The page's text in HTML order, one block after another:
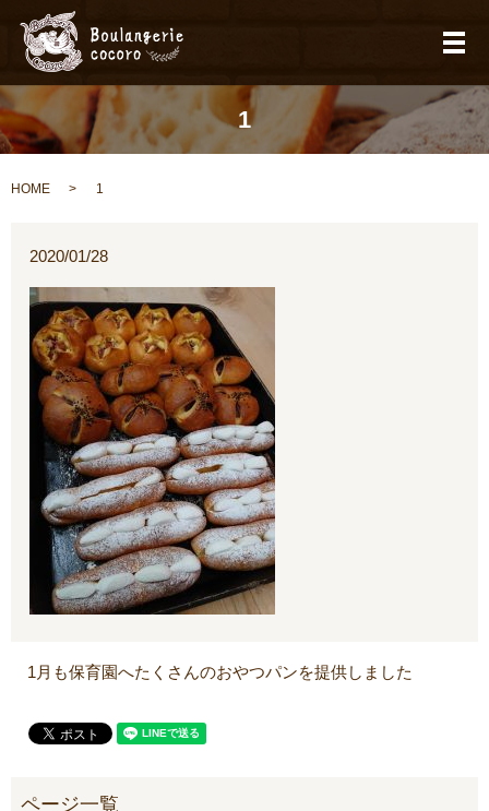
メ
1
HOME 1
2020/01/28
1月も保育園へたくさんのおやつパンを提供しました